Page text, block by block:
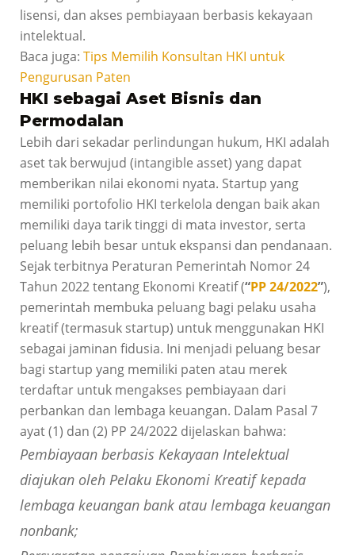
lisensi, dan akses pembiayaan berbasis kekayaan
intelektual.
Baca juga: Tips Memilih Konsultan HKI untuk
Pengurusan Paten
HKI sebagai Aset Bisnis dan
Permodalan
Lebih dari sekadar perlindungan hukum, HKI adalah
aset tak berwujud (intangible asset) yang dapat
memberikan nilai ekonomi nyata. Startup yang
memiliki portofolio HKI terkelola dengan baik akan
memiliki daya tarik tinggi di mata investor, serta
peluang lebih besar untuk ekspansi dan pendanaan.
Sejak terbitnya Peraturan Pemerintah Nomor 24
Tahun 2022 tentang Ekonomi Kreatif (“PP 24/2022”),
pemerintah membuka peluang bagi pelaku usaha
kreatif (termasuk startup) untuk menggunakan HKI
sebagai jaminan fidusia. Ini menjadi peluang besar
bagi startup yang memiliki paten atau merek
terdaftar untuk mengakses pembiayaan dari
perbankan dan lembaga keuangan. Dalam Pasal 7
ayat (1) dan (2) PP 24/2022 dijelaskan bahwa:
Pembiayaan berbasis Kekayaan Intelektual
diajukan oleh Pelaku Ekonomi Kreatif kepada
lembaga keuangan bank atau lembaga keuangan
nonbank;